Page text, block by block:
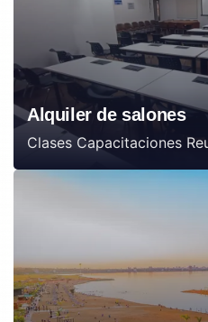
Alquiler de salones
Clases Capacitaciones